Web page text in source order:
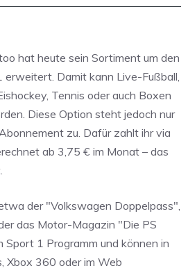
hat heute sein Sortiment um den
Damit kann Live-Fußball,
Tennis oder auch Boxen
Diese Option steht jedoch nur
zu. Dafür zahlt ihr via
ab 3,75 € im Monat – das
der "Volkswagen Doppelpass",
das Motor-Magazin "Die PS
Sport 1 Programm und können in
Xbox 360 oder im Web